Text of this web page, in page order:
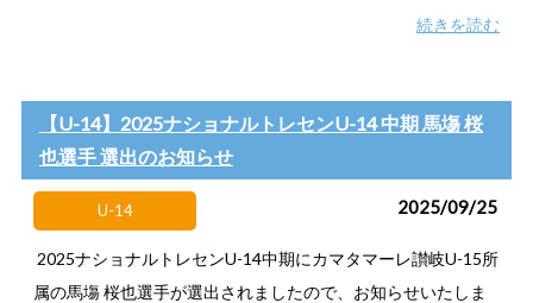
続きを読む
【U-14】2025ナショナルトレセンU-14 中期 馬塲 桜
也選手 選出のお知らせ
U-14 2025/09/25
2025ナショナルトレセンU-14中期にカマタマーレ讃岐U-15所
属の馬塲 桜也選手が選出されましたので、お知らせいたしま